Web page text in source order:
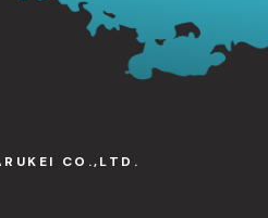
CO.,LTD.